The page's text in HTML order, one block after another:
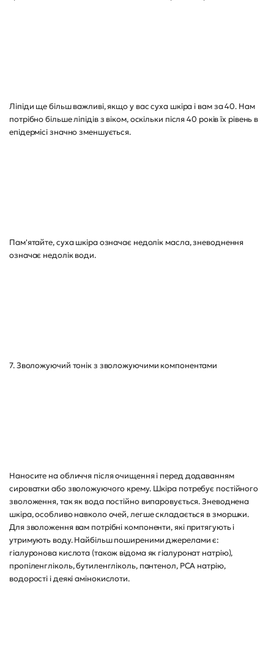
Ліпіди ще більш важливі, якщо у вас суха шкіра і вам за 40. Нам
потрібно більше ліпідів з віком, оскільки після 40 років їх рівень в
епідермісі значно зменшується.
Пам'ятайте, суха шкіра означає недолік масла, зневоднення
означає недолік води.
7. Зволожуючий тонік з зволожуючими компонентами
Наносите на обличчя після очищення і перед додаванням
сироватки або зволожуючого крему. Шкіра потребує постійного
зволоження, так як вода постійно випаровується. Зневоднена
шкіра, особливо навколо очей, легше складається в зморшки.
Для зволоження вам потрібні компоненти, які притягують і
утримують воду. Найбільш поширеними джерелами є:
гіалуронова кислота (також відома як гіалуронат натрію),
пропіленгліколь, бутиленгліколь, пантенол, PCA натрію,
водорості і деякі амінокислоти.